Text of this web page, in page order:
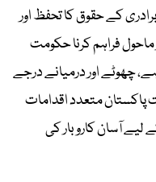
کے حقوق کا تحفظ اور
ماحول فراہم کرنا حکومت
چھوٹے اور درمیانے درجے
پاکستان متعدد اقدامات
لیے آسان کاروبار کی